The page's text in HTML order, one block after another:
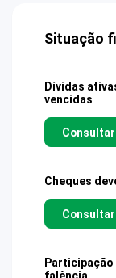
Situação
Dívidas
vencidas
Consultar
Cheques
Consultar
Participação